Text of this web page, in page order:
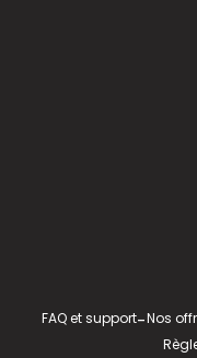
FAQ et support-Nos